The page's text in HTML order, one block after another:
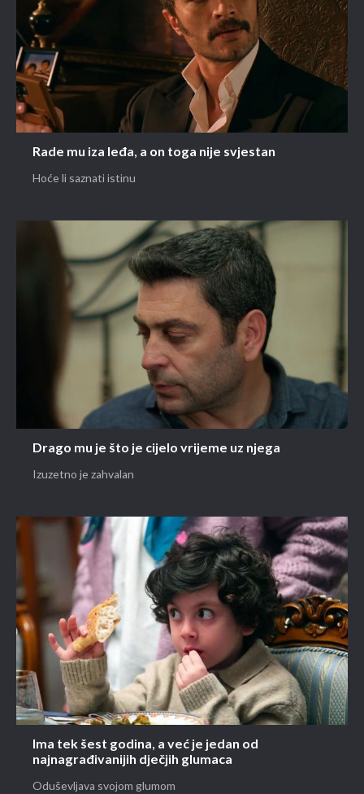
Rade mu iza leđa, a on toga nije svjestan
Hoće li saznati istinu
Drago mu je što je cijelo vrijeme uz njega
Izuzetno je zahvalan
Ima tek šest godina, a već je jedan od
najnagrađivanijih dječjih glumaca
Oduševljava svojom glumom